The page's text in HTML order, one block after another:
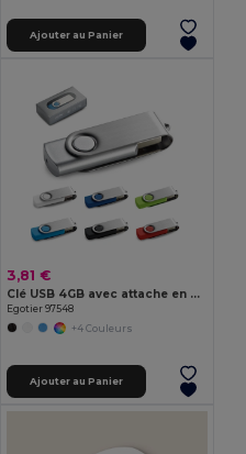
Ajouter au Panier
3,81 €
Clé USB 4GB avec attache en métal
Egotier 97548
+4 Couleurs
Ajouter au Panier